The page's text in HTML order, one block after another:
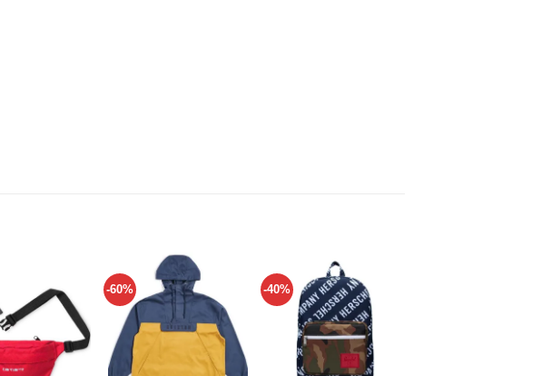
Añadir
a tu
lista de
-60%
Añadir
a tu
lista de
deseos
-40%
Añadir
a tu
lista de
deseos